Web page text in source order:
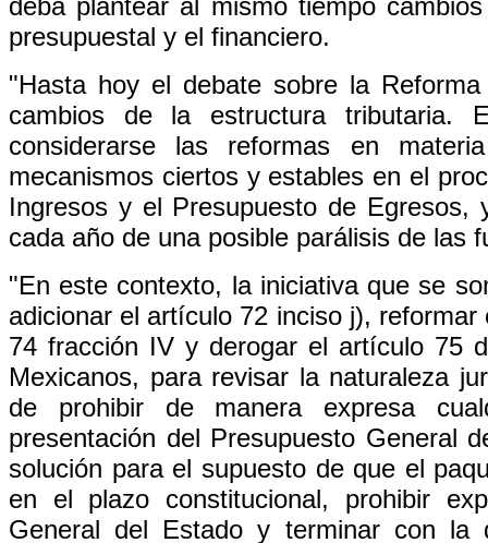
deba plantear al mismo tiempo
presupuestal y el financiero.
"Hasta hoy el debate sobre la
cambios de la estructura tributaria.
considerarse las reformas en
mecanismos ciertos y estables en el
Ingresos y el Presupuesto de
cada año de una posible parálisis de las
"En este contexto, la iniciativa que se
adicionar el artículo 72 inciso j),
74 fracción IV y derogar el artículo 75
Mexicanos, para revisar la naturaleza
de prohibir de manera expresa
presentación del Presupuesto General
solución para el supuesto de que el
en el plazo constitucional, prohibir
General del Estado y terminar con la